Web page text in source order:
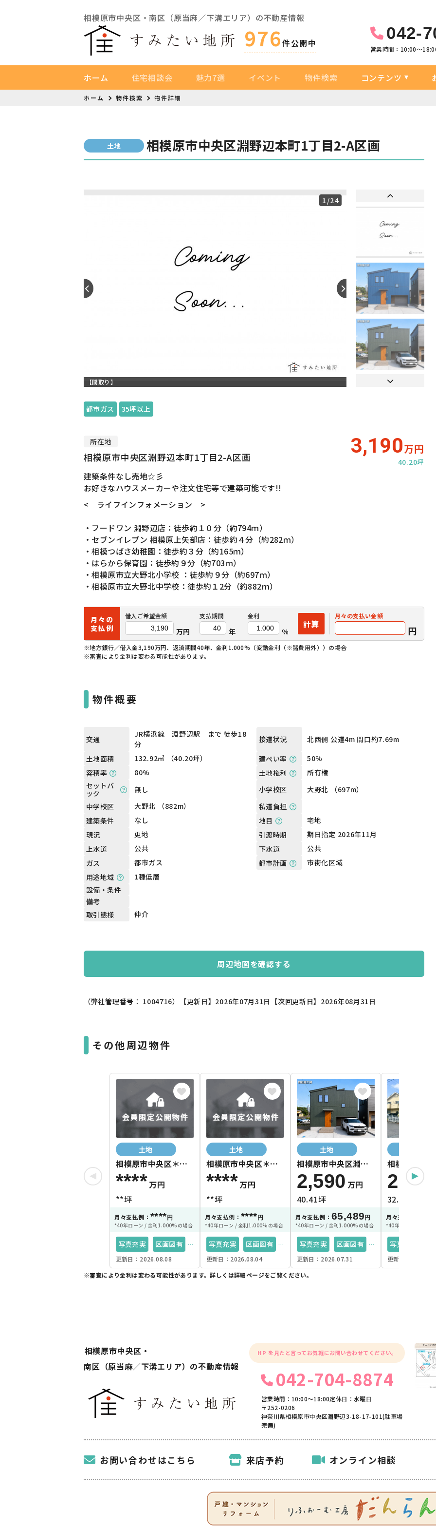
相模原市中央区・南区（原当麻／下溝エリア）の不動産情報
976件公開中
042-
営業時間：10:00〜
ホーム 住宅相談会 魅力7選 イベント 物件検索 コンテンツ
ホーム 物件検索 物件詳細
土地 相模原市中央区淵野辺本町1丁目2-A区画
1 /24
【間取り】
都市ガス 35坪以上
所在地
相模原市中央区淵野辺本町1丁目2-A区画 3,190万円
40.20坪
建築条件なし売地☆彡
お好きなハウスメーカーや注文住宅等で建築可能です!!
< ライフインフォメーション >
・フードワン 淵野辺店：徒歩約１０分（約794ｍ）
・セブンイレブン 相模原上矢部店：徒歩約４分（約282ｍ）
・相模つばさ幼稚園：徒歩約３分（約165ｍ）
・はらから保育園：徒歩約９分（約703ｍ）
・相模原市立大野北小学校 ：徒歩約９分（約697ｍ）
・相模原市立大野北中学校：徒歩約１2分（約882ｍ）
月々の
支払例
借入ご希望金額
万円
支払期間
年
金利
%
計算
月々の支払い金額
円
※地方銀行／借入金3,190万円、返済期間40年、金利1.000%（変動金利（※諸費用外））の場合
※審査により金利は変わる可能性があります。
物件概要
交通
JR横浜線 淵野辺駅 まで 徒歩18
分
接道状況
北西側 公道4m 間口約7.69m
土地面積
132.92㎡ （40.20坪） 建ぺい率
50%
容積率
80% 土地権利
所有権
セットバ
ック
無し 小学校区
大野北 （697m）
中学校区
大野北 （882m）
私道負担
建築条件
なし 地目
宅地
現況
更地 引渡時期
期日指定 2026年11月
上水道
公共 下水道
公共
ガス
都市ガス 都市計画
市街化区域
用途地域
1種低層
設備・条件
備考
取引態様
仲介
周辺地図を確認する
（弊社管理番号： 1004716） 【更新日】2026年07月31日 【次回更新日】2026年08月31日
その他周辺物件
土地
相模原市中央区＊＊
＊＊
****万円
**坪
月々支払例： **** 円
*40年ローン / 金利1.000%の場合
写真充実
区画図有
都市ガス
35坪以上
更新日：2026.08.08
土地
相模原市中央区＊＊
＊＊
****万円
**坪
月々支払例： **** 円
*40年ローン / 金利1.000%の場合
写真充実
区画図有
都市ガス
35坪以上
更新日：2026.08.04
土地
相模原市中央区淵野
辺本町1丁目2-B区画
2,590 万円
40.41坪
月々支払例： 65,489 円
*40年ローン / 金利1.000%の場合
写真充実
区画図有
都市ガス
35坪以上
更新日：2026.07.31
相模原市中
辺本町1丁目
2,050
32.27坪
月々支払例：
*40年ローン / 金利
写真充実
南向き接道
更新日：
※審査により金利は変わる可能性があります。詳しくは詳細ページをご覧ください。
相模原市中央区・
南区（原当麻／下溝エリア）の不動産情報
HP を見たと言ってお気軽にお問い合わせてください。
042-704-8874
営業時間：10:00〜18:00定休日：水曜日
〒252-0206
神奈川県相模原市中央区淵野辺3-18-17-101(駐車場
完備)
お問い合わせはこちら 来店予約 オンライン相談